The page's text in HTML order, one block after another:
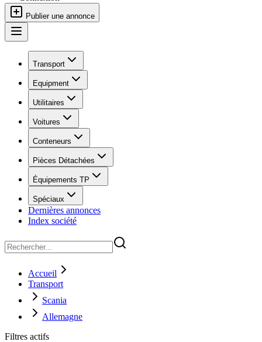
Publier une annonce
Transport
Equipment
Utilitaires
Voitures
Conteneurs
Pièces Détachées
Équipements TP
Spéciaux
Dernières annonces
Index société
Accueil
Transport
Scania
Allemagne
Filtres actifs